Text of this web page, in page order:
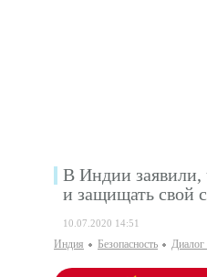
В Индии заявили,
и защищать свой
10.07.2020 14:51
Индия Безопаcность Диалог